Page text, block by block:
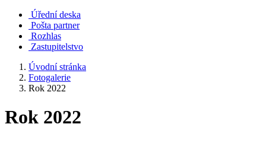
Úřední deska
Pošta partner
Rozhlas
Zastupitelstvo
Úvodní stránka
Fotogalerie
Rok 2022
Rok 2022